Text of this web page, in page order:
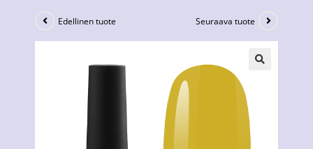
Edellinen tuote Seuraava tuote